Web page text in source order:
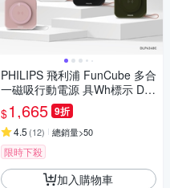
PHILIPS 飛利浦 FunCube 多合
一磁吸行動電源 具Wh標示 DL
P4348C
$1,665 9折
4.5 (12) 總銷量>50
限時下殺
加入購物車